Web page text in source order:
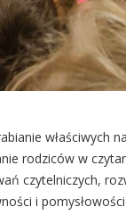
właściwych
rodziców w
czytelniczych,
i